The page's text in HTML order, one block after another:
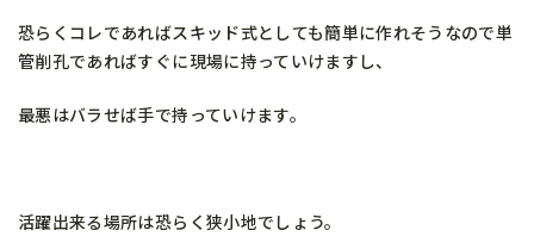
恐らくコレであればスキッド式としても簡単に作れそうなので単
管削孔であればすぐに現場に持っていけますし、
最悪はバラせば手で持っていけます。
活躍出来る場所は恐らく狭小地でしょう。